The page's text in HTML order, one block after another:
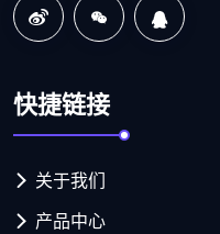
快捷链接
关于我们
产品中心